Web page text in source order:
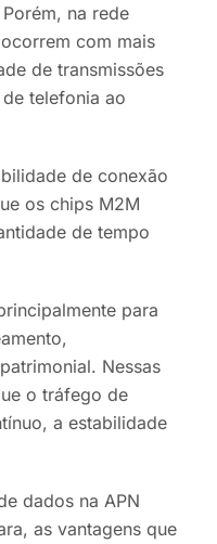
na rede
com mais
de transmissões
telefonia ao
de conexão
os chips M2M
de tempo
para
Nessas
o tráfego de
a estabilidade
dados na APN
as vantagens que